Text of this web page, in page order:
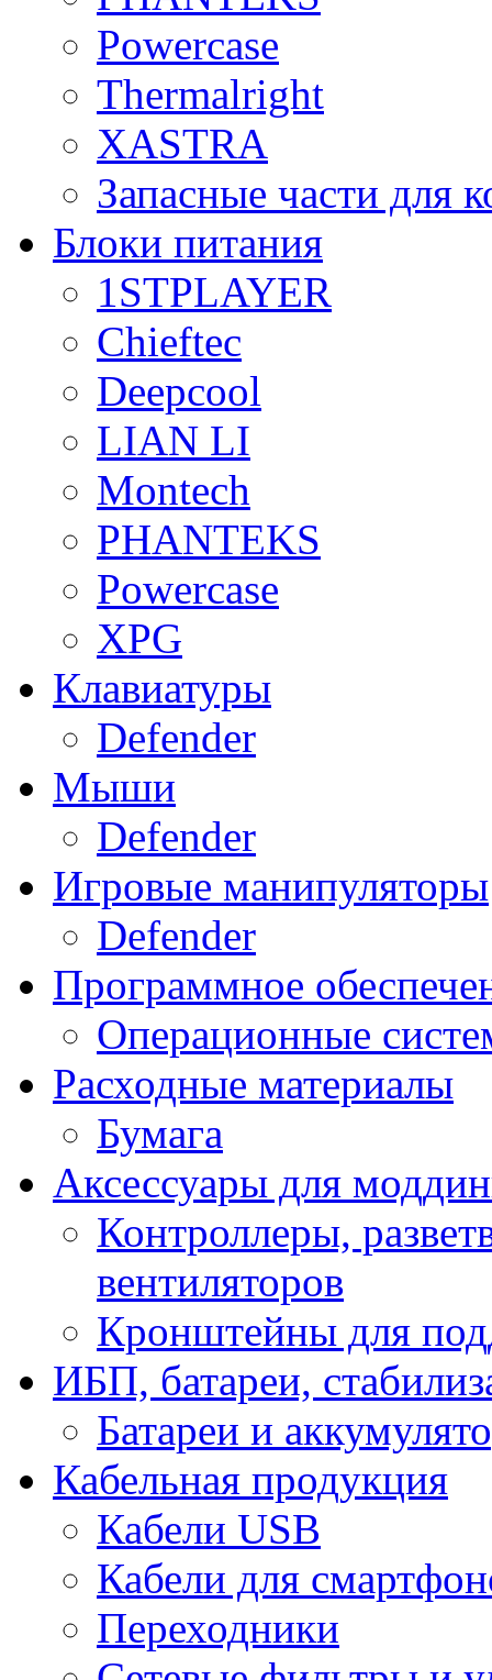
Powercase
Thermalright
XASTRA
Запасные части для
Блоки питания
1STPLAYER
Chieftec
Deepcool
LIAN LI
Montech
PHANTEKS
Powercase
XPG
Клавиатуры
Defender
Мыши
Defender
Игровые манипуляторы
Defender
Программное
Операционные
Расходные материалы
Бумага
Аксессуары для
Контроллеры,
вентиляторов
Кронштейны для
ИБП, батареи,
Батареи и
Кабельная продукция
Кабели USB
Кабели для
Переходники